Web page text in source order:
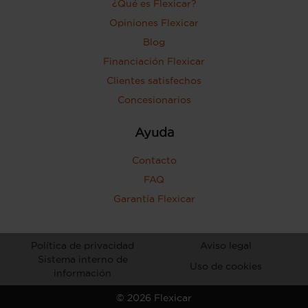
¿Qué es Flexicar?
Opiniones Flexicar
Blog
Financiación Flexicar
Clientes satisfechos
Concesionarios
Ayuda
Contacto
FAQ
Garantía Flexicar
Política de privacidad
Aviso legal
Sistema interno de
información
Uso de cookies
© 2026 Flexicar